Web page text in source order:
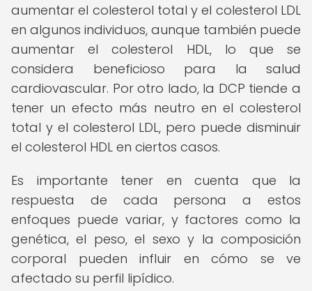
aumentar el colesterol total y el colesterol LDL
en algunos individuos, aunque también puede
aumentar el colesterol HDL, lo que se
considera beneficioso para la salud
cardiovascular. Por otro lado, la DCP tiende a
tener un efecto más neutro en el colesterol
total y el colesterol LDL, pero puede disminuir
el colesterol HDL en ciertos casos.
Es importante tener en cuenta que la
respuesta de cada persona a estos
enfoques puede variar, y factores como la
genética, el peso, el sexo y la composición
corporal pueden influir en cómo se ve
afectado su perfil lipídico.